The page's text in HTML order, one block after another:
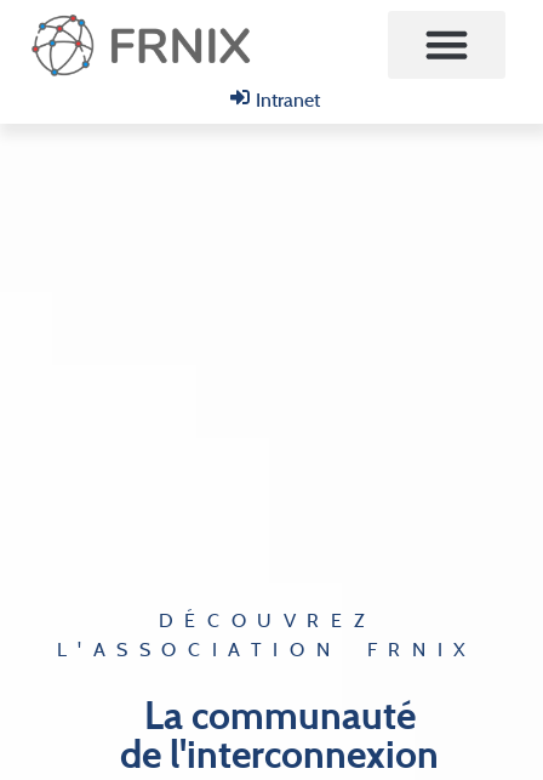
Intranet
DÉCOUVREZ
L'ASSOCIATION FRNIX
La communauté
de l'interconnexion